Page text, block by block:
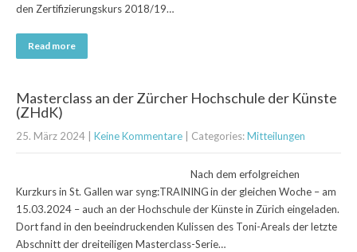
den Zertifizierungskurs 2018/19…
Read more
Masterclass an der Zürcher Hochschule der Künste
(ZHdK)
25. März 2024 Keine Kommentare | Categories:Mitteilungen
Nach dem erfolgreichen
Kurzkurs in St. Gallen war syng:TRAINING in der gleichen Woche – am
15.03.2024 – auch an der Hochschule der Künste in Zürich eingeladen.
Dort fand in den beeindruckenden Kulissen des Toni-Areals der letzte
Abschnitt der dreiteiligen Masterclass-Serie…